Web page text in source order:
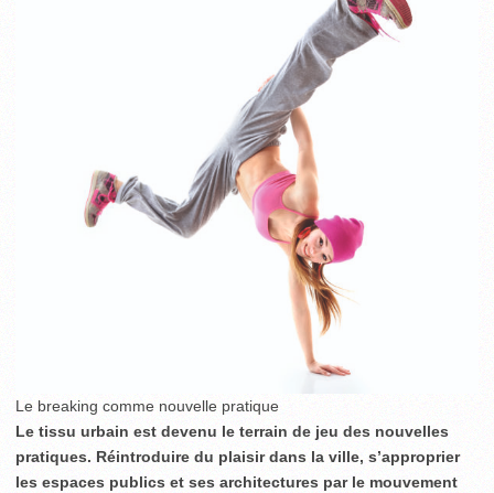
Le breaking comme nouvelle pratique
Le tissu urbain est devenu le terrain de jeu des nouvelles
pratiques. Réintroduire du plaisir dans la ville, s’approprier
les espaces publics et ses architectures par le mouvement